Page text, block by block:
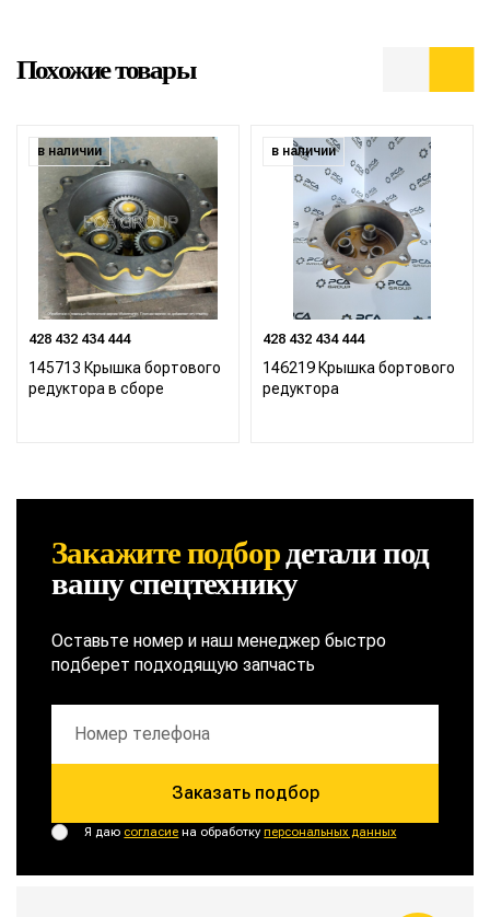
Похожие товары
в наличии
428 432 434 444
145713 Крышка бортового
редуктора в сборе
в наличии
428 432 434 444
146219 Крышка бортового
редуктора
Закажите подбордеталипод
вашу спецтехнику
Оставьте номер и наш менеджер быстро
подберет подходящую запчасть
Заказать подбор
Я даю согласие на обработкуперсональных данных